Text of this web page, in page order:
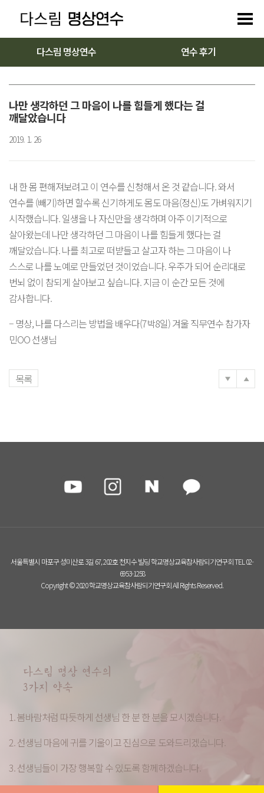
다스림 명상연수 연수 후기
나만 생각하던 그 마음이 나를 힘들게 했다는 걸
깨달았습니다
2019. 1. 26
내 한 몸 편해져보려고 이 연수를 신청해서 온 것 같습니다. 와서
연수를 (빼기)하면 할수록 신기하게도 몸도 마음(정신)도 가벼워지기
시작했습니다. 일생을 나 자신만을 생각하며 아주 이기적으로
살아왔는데 나만 생각하던 그 마음이 나를 힘들게 했다는 걸
깨달았습니다. 나를 최고로 떠받들고 살고자 하는 그 마음이 나
스스로 나를 노예로 만들었던 것이었습니다. 우주가 되어 순리대로
번뇌 없이 참되게 살아보고 싶습니다. 지금 이 순간 모든 것에
감사합니다.
– 명상, 나를 다스리는 방법을 배우다(7박8일) 겨울 직무연수 참가자
민OO 선생님
목록
서울특별시 마포구 성미산로 3길 67, 202호 천지수 빌딩 학교명상교육참사람되기연구회 TEL 02-
6953-1258
Copyright © 2020 학교명상교육참사람되기연구회 All Rights Reserved.
1. 봄바람처럼 따듯하게 선생님 한 분 한 분을 모시겠습니다.
2. 선생님 마음에 귀를 기울이고 진심으로 도와드리겠습니다.
3. 선생님들이 가장 행복할 수 있도록 함께하겠습니다.